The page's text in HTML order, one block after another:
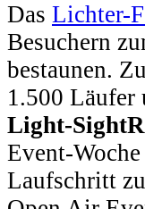
Das Lichter-
Besuchern
bestaunen.
1.500 Läufer
Light-
Event-
Laufschritt